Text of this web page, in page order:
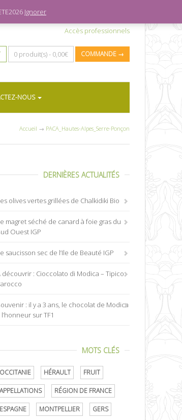
Accès professionnels
0 produit(s) - 0,00€ COMMANDE →
NOUS
Accueil → PACA_Hautes-Alpes_Serre-Ponçon
DERNIÈRES ACTUALITÉS
olives vertes grillées de Chalkidiki Bio
magret séché de canard à foie gras du
Ouest IGP
saucisson sec de l’Ile de Beauté IGP
découvrir : Cioccolato di Modica – Tipico
: il y a 3 ans, le chocolat de Modica
l’honneur sur TF1
MOTS CLÉS
OCCITANIE HÉRAULT FRUIT
APPELLATIONS RÉGION DE FRANCE
ESPAGNE MONTPELLIER GERS
Ignorer